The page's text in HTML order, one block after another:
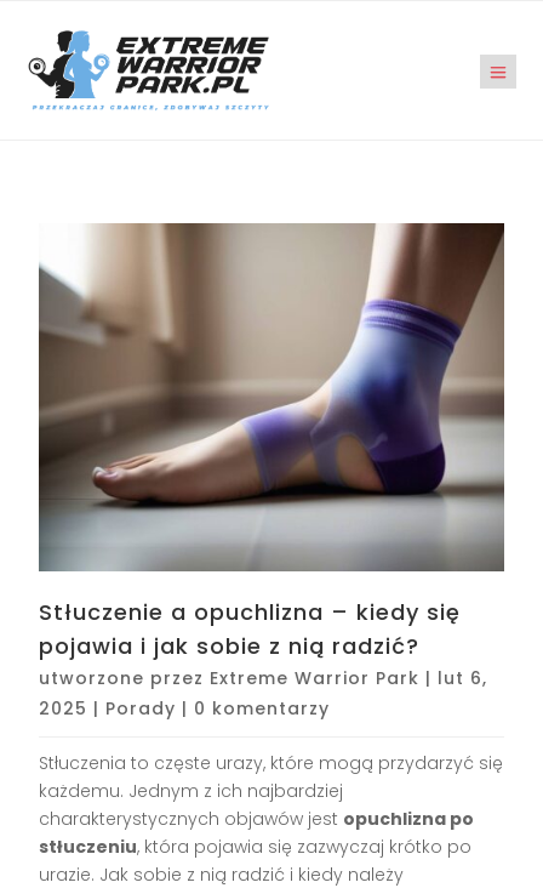
Stłuczenie a opuchlizna – kiedy się
pojawia i jak sobie z nią radzić?
utworzone przez Extreme Warrior Park | lut 6,
2025 | Porady | 0 komentarzy
Stłuczenia to częste urazy, które mogą przydarzyć się
każdemu. Jednym z ich najbardziej
charakterystycznych objawów jest opuchlizna po
stłuczeniu, która pojawia się zazwyczaj krótko po
urazie. Jak sobie z nią radzić i kiedy należy